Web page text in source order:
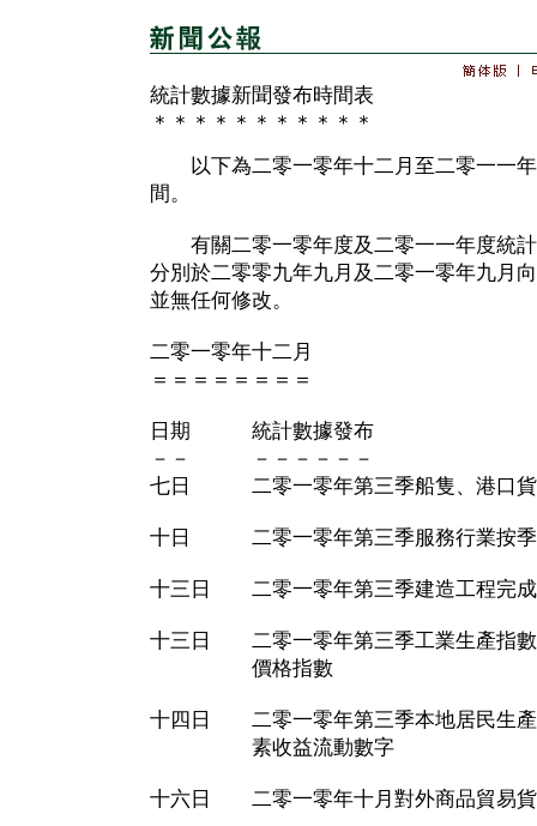
統計數據新聞發布時間表
＊＊＊＊＊＊＊＊＊＊＊
以下為二零一零年十二月至二零一一年
間。
有關二零一零年度及二零一一年度統計
分別於二零零九年九月及二零一零年九月
並無任何修改。
二零一零年十二月
＝＝＝＝＝＝＝＝
日期 統計數據發布
－－ －－－－－－
七日 二零一零年第三季船隻、港口貨
十日 二零一零年第三季服務行業按季
十三日 二零一零年第三季建造工程完成
十三日 二零一零年第三季工業生產指數
價格指數
十四日 二零一零年第三季本地居民生產
素收益流動數字
十六日 二零一零年十月對外商品貿易貨